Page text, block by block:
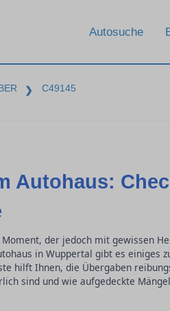
Autosuche
❯ C49145
Autohaus:
der jedoch mit gewissen
in Wuppertal gibt es einiges
hilft Ihnen, die Übergaben
sind und wie aufgedeckte